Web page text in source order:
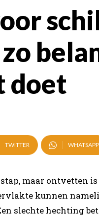
doet
TWITTER WHATSAPP
maar ontvetten
kunnen
slechte hechting